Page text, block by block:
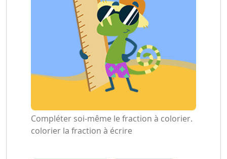
Compléter soi-même le fraction à colorier.
colorier la fraction à écrire